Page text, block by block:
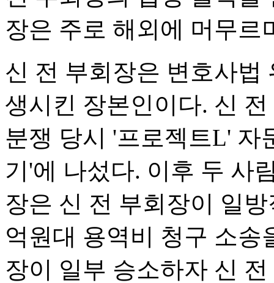
장은 주로 해외에 머무르
신 전 부회장은 변호사법
생시킨 장본인이다. 신
분쟁 당시 '프로젝트L' 자
기'에 나섰다. 이후 두 사
장은 신 전 부회장이 일
억원대 용역비 청구 소송
장이 일부 승소하자 신